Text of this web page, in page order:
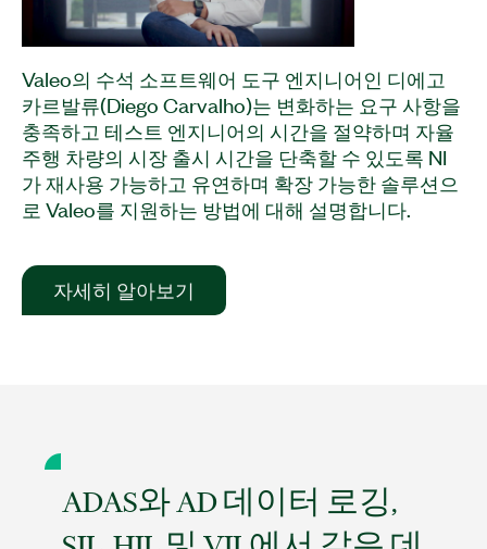
Valeo의 수석 소프트웨어 도구 엔지니어인 디에고
카르발류(Diego Carvalho)는 변화하는 요구 사항을
충족하고 테스트 엔지니어의 시간을 절약하며 자율
주행 차량의 시장 출시 시간을 단축할 수 있도록 NI
가 재사용 가능하고 유연하며 확장 가능한 솔루션으
로 Valeo를 지원하는 방법에 대해 설명합니다.
자세히 알아보기
ADAS와 AD 데이터 로깅,